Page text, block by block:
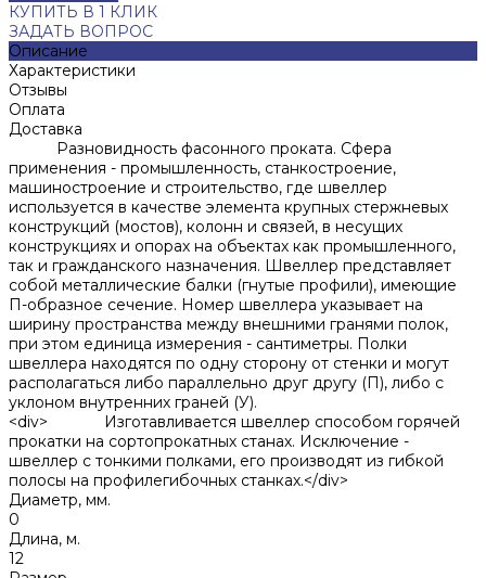
КУПИТЬ В 1 КЛИК
ЗАДАТЬ ВОПРОС
Описание
Характеристики
Отзывы
Оплата
Доставка
Разновидность фасонного проката. Сфера
применения - промышленность, станкостроение,
машиностроение и строительство, где швеллер
используется в качестве элемента крупных стержневых
конструкций (мостов), колонн и связей, в несущих
конструкциях и опорах на объектах как промышленного,
так и гражданского назначения. Швеллер представляет
собой металлические балки (гнутые профили), имеющие
П-образное сечение. Номер швеллера указывает на
ширину пространства между внешними гранями полок,
при этом единица измерения - сантиметры. Полки
швеллера находятся по одну сторону от стенки и могут
располагаться либо параллельно друг другу (П), либо с
уклоном внутренних граней (У).
<div> Изготавливается швеллер способом горячей
прокатки на сортопрокатных станах. Исключение -
швеллер с тонкими полками, его производят из гибкой
полосы на профилегибочных станках.</div>
Диаметр, мм.
0
Длина, м.
12